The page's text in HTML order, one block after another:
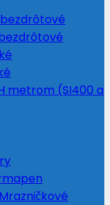
metrom (SI400 a